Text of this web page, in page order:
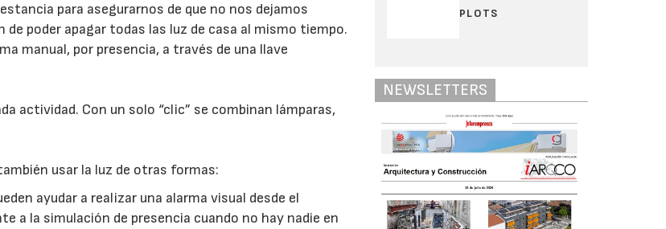
para asegurarnos de que no nos dejamos
poder apagar todas las luz de casa al mismo tiempo.
manual, por presencia, a través de una llave
actividad. Con un solo “clic” se combinan lámparas,
usar la luz de otras formas:
ayudar a realizar una alarma visual desde el
a la simulación de presencia cuando no hay nadie en
PLOTS
NEWSLETTERS